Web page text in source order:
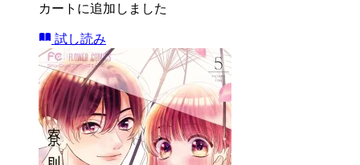
カートに追加しました
試し読み